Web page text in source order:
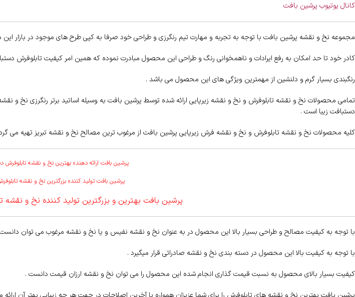
کانال یوتیوب پرشین بافت
مجموعه نخ و نقشه پرشین بافت با توجه به تجربه و مهارت تیم رنگرزی و طراحی خود صرفا به کپی طرح های موجود در بازار
کادر خود تا حد امکان به رفع ایرادات و ناهمخوانی رنگ و طراحی این محصول مبادرت نموده که همین امر کیفیت تابلوفرش
رنگبندی بسیار گرم و دلنشین از مهمترین ویژگی های این محصول می باشد .
تمامی محصولات نخ و نقشه تابلوفرش و نخ و نقشه زیرپایی ارائه شده توسط پرشین بافت به وسیله اساتید برتر رنگرزی نخ و
دستبافت زیبا است .
کلیه محصولات نخ و نقشه تابلوفرش و نخ و نقشه فرش زیرپایی پرشین بافت از مرغوب ترین مصالح نخ و نقشه تبریز تهیه می
پرشین بافت ارائه دهنده بهترین نخ و نقشه تابلوفرش
پرشین بافت تولید کننده بزرگترین نخ و نقشه
پرشین بافت بهترین و بزرگترین تولید کننده نخ و نقشه
با توجه به کیفیت مصالح و طراحی بسیار بالا این محصول در به عنوان نخ و نقشه نفیس و یا نخ و نقشه مرغوب می توان
با توجه به کیفیت بالا این محصول در دسته بندی نخ و نقشه صادراتی قرار میگیرد .
کیفیت بسیار بالای محصول به نسبت قیمت گذاری انجام شده این محصول را می توان نخ و نقشه ارزان قیمت دانست .